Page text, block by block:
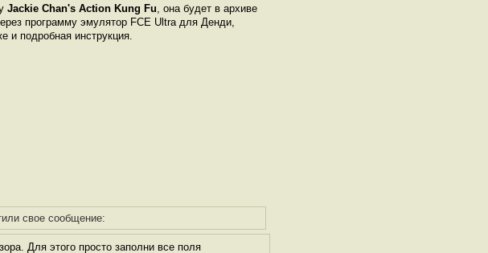
Jackie Chan's Action Kung Fu, она будет в архиве
программу эмулятор FCE Ultra для Денди,
и подробная инструкция.
свое сообщение:
Для этого просто заполни все поля